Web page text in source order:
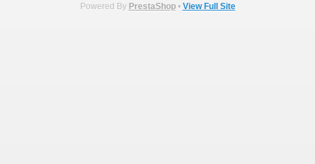
Powered By PrestaShop• View Full Site